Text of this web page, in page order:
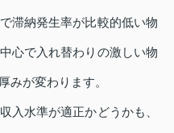
滞納発生率が比較的低い物
心で入れ替わりの激しい物
みが変わります。
入水準が適正かどうかも、